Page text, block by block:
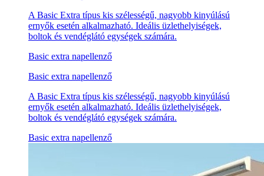
A Basic Extra típus kis szélességű, nagyobb kinyúlású
ernyők esetén alkalmazható. Ideális üzlethelyiségek,
boltok és vendéglátó egységek számára.
Basic extra napellenző
Basic extra napellenző
A Basic Extra típus kis szélességű, nagyobb kinyúlású
ernyők esetén alkalmazható. Ideális üzlethelyiségek,
boltok és vendéglátó egységek számára.
Basic extra napellenző